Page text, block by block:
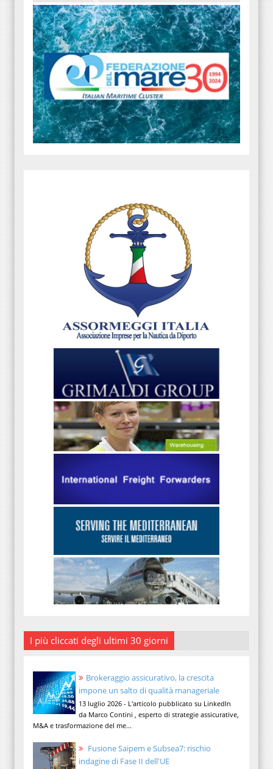
I più cliccati degli ultimi 30 giorni
Brokeraggio assicurativo, la crescita
impone un salto di qualità manageriale
13 luglio 2026 - L'articolo pubblicato su LinkedIn
da Marco Contini , esperto di strategie assicurative,
M&A e trasformazione del me...
Fusione Saipem e Subsea7: rischio
indagine di Fase II dell'UE